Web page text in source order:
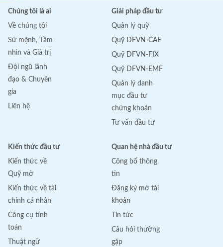
Chúng tôi là ai
Về chúng tôi
Sứ mệnh, Tầm
nhìn và Giá trị
Đội ngũ lãnh
đạo & Chuyên
gia
Liên hệ
Giải pháp đầu tư
Quản lý quỹ
Quỹ DFVN-CAF
Quỹ DFVN-FIX
Quỹ DFVN-EMF
Quản lý danh
mục đầu tư
chứng khoán
Tư vấn đầu tư
Kiến thức đầu tư
Kiến thức về
Quỹ mở
Kiến thức về tài
chính cá nhân
Công cụ tính
toán
Thuật ngữ
Quan hệ nhà đầu tư
Công bố thông
tin
Đăng ký mở tài
khoản
Tin tức
Câu hỏi thường
gặp